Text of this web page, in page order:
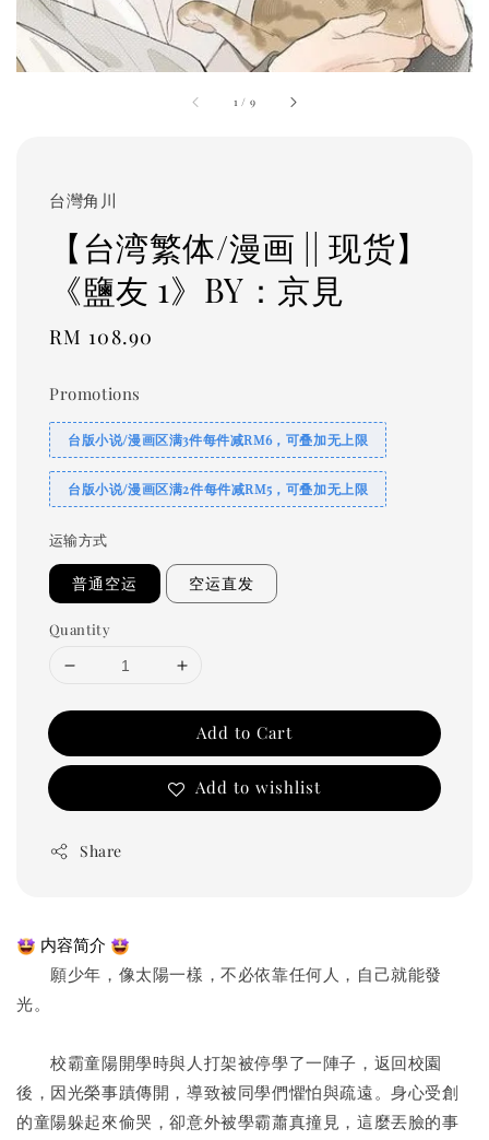
1 / 9
台灣角川
【台湾繁体/漫画 || 现货】
《鹽友 1》BY：京見
Regular
RM 108.90
Promotions
台版小说/漫画区满3件每件减RM6，可叠加无上限
台版小说/漫画区满2件每件减RM5，可叠加无上限
运输方式
普通空运 空运直发
Quantity
Add to Cart
Add to wishlist
Share
内容简介
願少年，像太陽一樣，不必依靠任何人，自己就能發
光。
校霸童陽開學時與人打架被停學了一陣子，返回校園
後，因光榮事蹟傳開，導致被同學們懼怕與疏遠。身心受創
的童陽躲起來偷哭，卻意外被學霸蕭真撞見，這麼丟臉的事